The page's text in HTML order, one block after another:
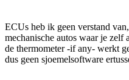
ECUs heb ik geen verstand
mechanische autos waar je zelf
de thermometer -if any- werkt
dus geen sjoemelsoftware